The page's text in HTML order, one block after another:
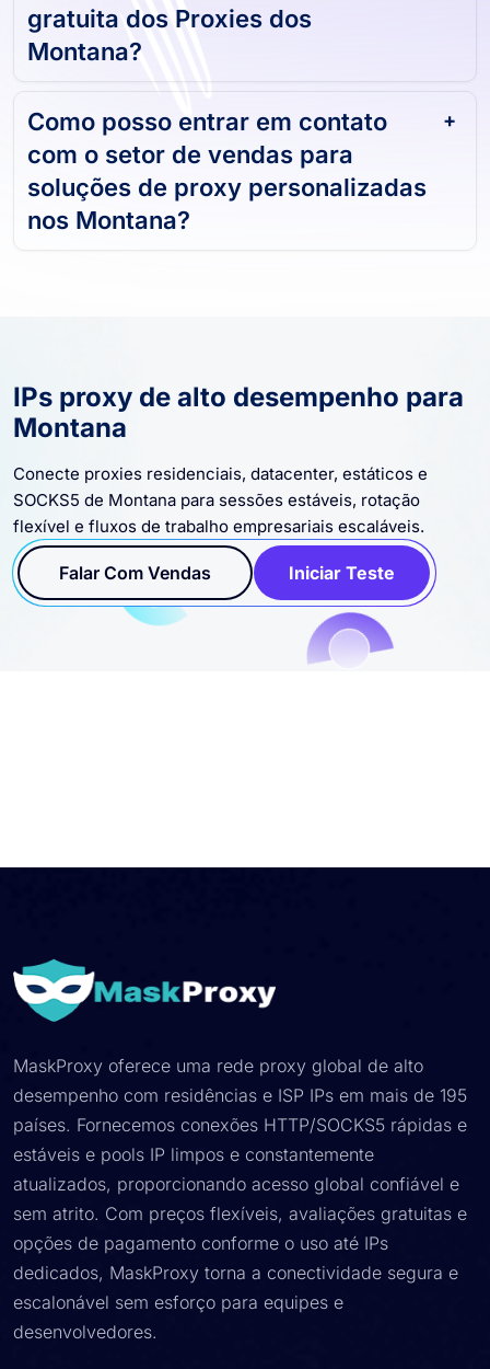
gratuita dos Proxies dos
Montana?
Como posso entrar em contato
com o setor de vendas para
soluções de proxy personalizadas
nos Montana?
IPs proxy de alto desempenho para
Montana
Conecte proxies residenciais, datacenter, estáticos e
SOCKS5 de Montana para sessões estáveis, rotação
flexível e fluxos de trabalho empresariais escaláveis.
Falar Com Vendas Iniciar Teste
MaskProxy oferece uma rede proxy global de alto
desempenho com residências e ISP IPs em mais de 195
países. Fornecemos conexões HTTP/SOCKS5 rápidas e
estáveis ​​e pools IP limpos e constantemente
atualizados, proporcionando acesso global confiável e
sem atrito. Com preços flexíveis, avaliações gratuitas e
opções de pagamento conforme o uso até IPs
dedicados, MaskProxy torna a conectividade segura e
escalonável sem esforço para equipes e
desenvolvedores.